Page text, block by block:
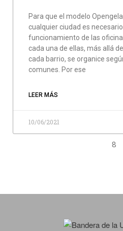
Para que el modelo
cualquier ciudad es
funcionamiento de las
cada una de ellas, más allá
cada barrio, se organice
comunes. Por ese
LEER MÁS
10/06/2021
8